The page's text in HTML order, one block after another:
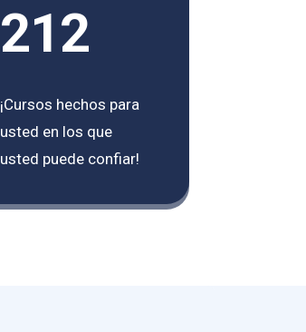
212
¡Cursos hechos para
usted en los que
usted puede confiar!